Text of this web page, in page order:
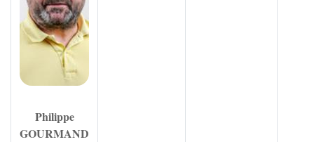
Philippe
GOURMAND